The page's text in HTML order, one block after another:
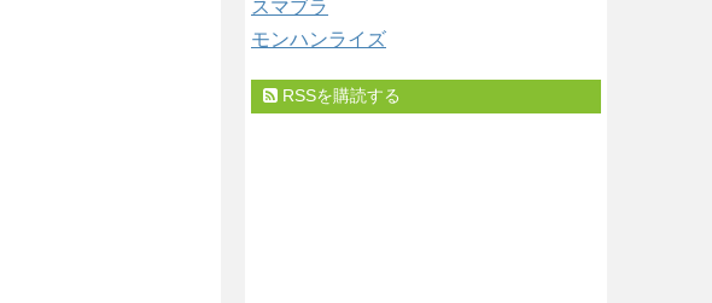
スマブラ
モンハンライズ
RSSを購読する